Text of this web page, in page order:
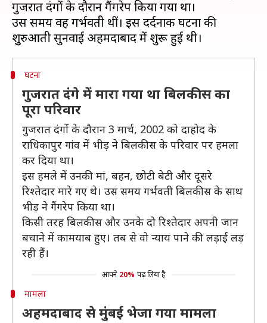
गुजरात दंगों के दौरान गैंगरेप किया गया था।
उस समय वह गर्भवती थीं। इस दर्दनाक घटना की
घटना
गुजरात दंगे में मारा गया था बिलकीस का
पूरा परिवार
गुजरात दंगों के दौरान 3 मार्च, 2002 को दाहोद के
राधिकापुर गांव में भीड़ ने बिलकीस के परिवार पर हमला
कर दिया था।
इस हमले में उनकी मां, बहन, छोटी बेटी और दूसरे
रिश्तेदार मारे गए थे। उस समय गर्भवती बिलकीस के साथ
भीड़ ने गैंगरेप किया था।
किसी तरह बिलकीस और उनके दो रिश्तेदार अपनी जान
बचाने में कामयाब हुए। तब से वो न्याय पाने की लड़ाई लड़
रही हैं।
आपने 20% पढ़ लिया है
मामला
अहमदाबाद से मुंबई भेजा गया मामला